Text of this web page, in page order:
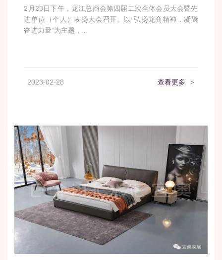
2月23日下午，龙江总商会第四届二次全体会员大会暨先
进单位（个人）表扬大会召开。以“弘扬龙商精神，凝聚
奋进力量”为主题，...
2023-02-28 查看更多 >